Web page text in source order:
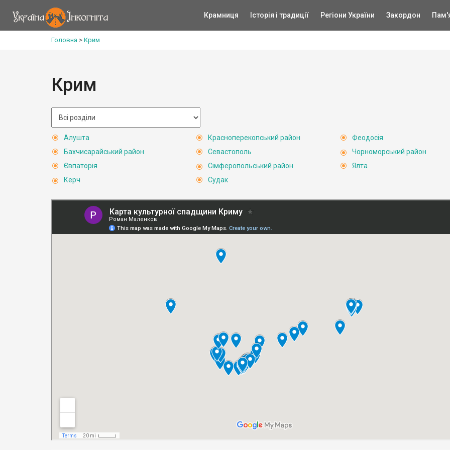
Крамниця Історія і традиції Регіони України Закордон
Головна > Крим
Крим
Алушта
Бахчисарайський район
Євпаторія
Керч
Красноперекопський район
Севастополь
Сімферопольський район
Судак
Феодосія
Чорноморський район
Ялта